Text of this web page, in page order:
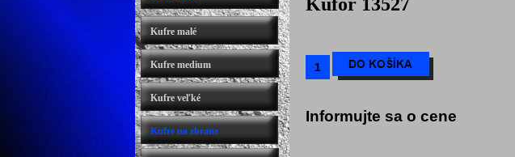
Kufre malé
Kufre medium
Kufre veľké
Kufre na zbrane
Informujte sa o cene